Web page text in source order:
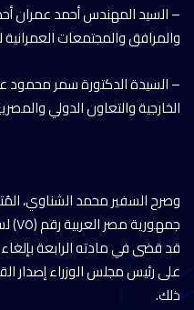
– السيد المهندس أحمد عمران
والمرافق والمجتمعات
– السيدة الدكتورة سمر محمود عبد
الخارجية والتعاون الدولي
وصرح السفير محمد الشناوي،
قد قضى في مادته الرابعة بإلغاء
على رئيس مجلس الوزراء إصدار
ذلك.